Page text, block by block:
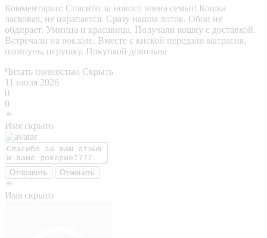
Комментарии: Спасибо за нового члена семьи! Кошка
ласковая, не царапается. Сразу нашла лоток. Обои не
обдирает. Умница и красавица. Получали кошку с доставкой.
Встречали на вокзале. Вместе с киской передали матрасик,
шампунь, игрушку. Покупкой довольна
Читать полностью Скрыть
11 июля 2026
0
0
Имя скрыто
Отправить Отменить
Имя скрыто